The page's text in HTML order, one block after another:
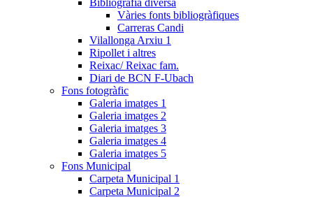
Bibliografia diversa
Vàries fonts bibliogràfiques
Carreras Candi
Vilallonga Arxiu 1
Ripollet i altres
Reixac/ Reixac fam.
Diari de BCN F-Ubach
Fons fotogràfic
Galeria imatges 1
Galeria imatges 2
Galeria imatges 3
Galeria imatges 4
Galeria imatges 5
Fons Municipal
Carpeta Municipal 1
Carpeta Municipal 2